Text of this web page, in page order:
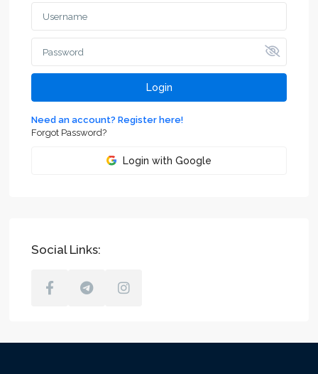
Login
Need an account? Register here!
Forgot Password?
Login with Google
Social Links: